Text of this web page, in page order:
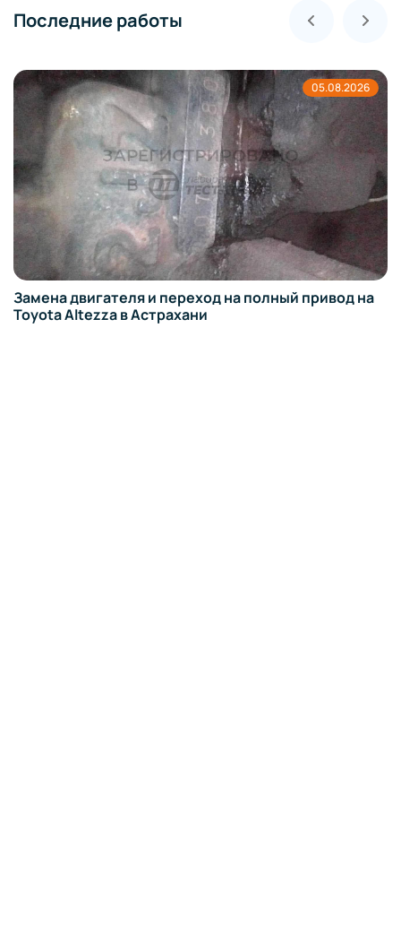
Последние работы
05.08.2026
Замена двигателя и переход на полный привод на
Toyota Altezza в Астрахани